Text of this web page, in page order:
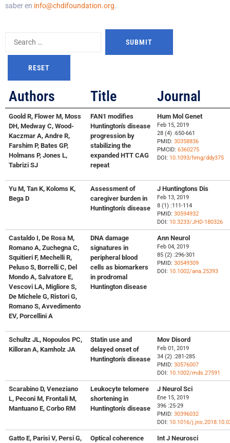
saber en info@chdifoundation.org.
Authors Title Journal
Goold R, Flower M, Moss
DH, Medway C, Wood-
Kaczmar A, Andre R,
Farshim P, Bates GP,
Holmans P, Jones L,
Tabrizi SJ
FAN1 modifies
Huntington's disease
progression by
stabilizing the
expanded HTT CAG
repeat
Hum Mol Genet
Feb 15, 2019
28 (4) :650-661
PMID: 30358836
PMCID: 6360275
DOI: 10.1093/hmg/ddy375
Yu M, Tan K, Koloms K,
Bega D
Assessment of
caregiver burden in
Huntington's disease
J Huntingtons Dis
Feb 13, 2019
8 (1) :111-114
PMID: 30594932
DOI: 10.3233/JHD-180326
Castaldo I, De Rosa M,
Romano A, Zuchegna C,
Squitieri F, Mechelli R,
Peluso S, Borrelli C, Del
Mondo A, Salvatore E,
Vescovi LA, Migliore S,
De Michele G, Ristori G,
Romano S, Avvedimento
EV, Porcellini A
DNA damage
signatures in
peripheral blood
cells as biomarkers
in prodromal
Huntington disease
Ann Neurol
Feb 04, 2019
85 (2) :296-301
PMID: 30549309
DOI: 10.1002/ana.25393
Schultz JL, Nopoulos PC,
Killoran A, Kamholz JA
Statin use and
delayed onset of
Huntington's disease
Mov Disord
Feb 01, 2019
34 (2) :281-285
PMID: 30576007
DOI: 10.1002/mds.27591
Scarabino D, Veneziano
L, Peconi M, Frontali M,
Mantuano E, Corbo RM
Leukocyte telomere
shortening in
Huntington's disease
J Neurol Sci
Ene 15, 2019
396 :25-29
PMID: 30396032
DOI: 10.1016/
Gatto E, Parisi V, Persi G, Optical coherence Int J Neurosci